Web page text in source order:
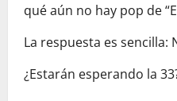
qué aún no hay pop de
La respuesta es sencilla:
¿Estarán esperando la